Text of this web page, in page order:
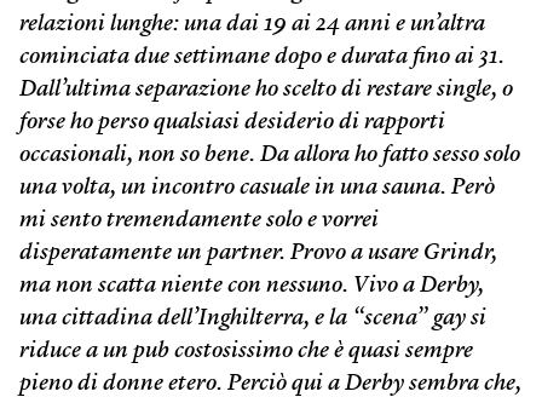
relazioni lunghe: una dai 19 ai 24 anni e un’altra
cominciata due settimane dopo e durata fino ai 31.
Dall’ultima separazione ho scelto di restare single, o
forse ho perso qualsiasi desiderio di rapporti
occasionali, non so bene. Da allora ho fatto sesso solo
una volta, un incontro casuale in una sauna. Però
mi sento tremendamente solo e vorrei
disperatamente un partner. Provo a usare Grindr,
ma non scatta niente con nessuno. Vivo a Derby,
una cittadina dell’Inghilterra, e la “scena” gay si
riduce a un pub costosissimo che è quasi sempre
pieno di donne etero. Perciò qui a Derby sembra che,